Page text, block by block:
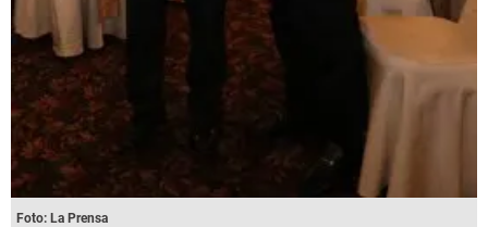
Foto: La Prensa